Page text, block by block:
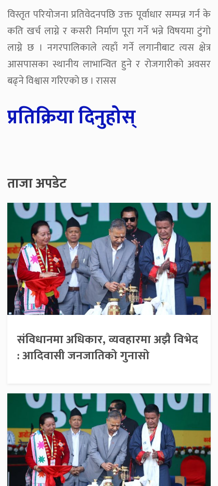
विस्तृत परियोजना प्रतिवेदनपछि उक्त पूर्वाधार सम्पन्न गर्न के
कति खर्च लाग्ने र कसरी निर्माण पूरा गर्ने भन्ने विषयमा टुंगो
लाग्ने छ । नगरपालिकाले त्यहाँ गर्ने लगानीबाट त्यस क्षेत्र
आसपासका स्थानीय लाभान्वित हुने र रोजगारीको अवसर
बढ्ने विश्वास गरिएको छ । रासस
प्रतिक्रिया दिनुहोस्
ताजा अपडेट
संविधानमा अधिकार, व्यवहारमा अझै विभेद
: आदिवासी जनजातिको गुनासो